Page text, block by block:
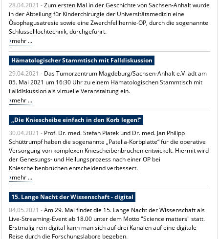
ÜBER UNS
INTERNATIONAL
INTRANET
28.04.2021 -Zum ersten Mal in der Geschichte von Sachsen-Anhalt wurde
in der Abteilung für Kinderchirurgie der Universitätsmedizin eine
Ösophagusatresie sowie eine Zwerchfellhernie-OP, durch die sogenannte
Schlüsselllochtechnik, durchgeführt.
mehr ...
Hämatologischer Stammtisch mit Falldiskussion
29.04.2021 - Das Tumorzentrum Magdeburg/Sachsen-Anhalt e.V lädt am
05. Mai 2021 um 16:30 Uhr zu einem Hämatologischen Stammtisch mit
Falldiskussion als virtuelle Veranstaltung ein.
mehr ...
„Die Kniescheibe einfach in den Korb legen!“
30.04.2021 - Prof. Dr. med. Stefan Piatek und Dr. med. Jan Philipp
Schüttrumpf haben die sogenannte „Patella-Korbplatte“ für die operative
Versorgung von komplexen Kniescheibenbrüchen entwickelt. Hiermit wird
der Genesungs- und Heilungsprozess nach einer OP bei
Kniescheibenbrüchen entscheidend verbessert.
mehr ...
15. Lange Nacht der Wissenschaft - digital
04.05.2021 -Am 29. Mai findet die 15. Lange Nacht der Wissenschaft als
Live-Streaming-Event ab 18.00 unter dem Motto "Science matters" statt.
Erstmalig rein digital kann man sich auf drei Kanälen auf eine digitale
Reise durch die Forschungslabore begeben.